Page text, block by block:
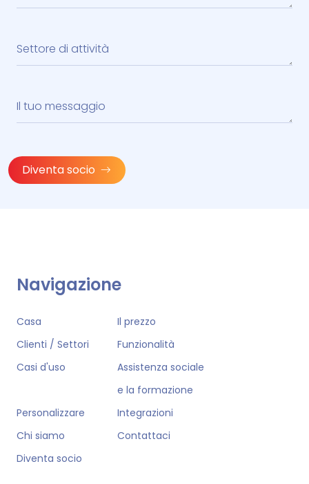
Diventa socio
Navigazione
Casa
Il prezzo
Clienti / Settori
Funzionalità
Casi d'uso
Assistenza sociale
e la formazione
Personalizzare
Integrazioni
Chi siamo
Contattaci
Diventa socio